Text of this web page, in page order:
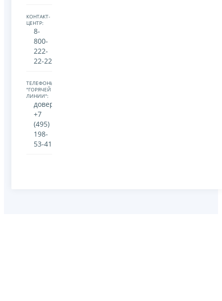
КОНТАКТ-
ЦЕНТР:
8-
800-
222-
22-22
ТЕЛЕФОНЫ
"ГОРЯЧЕЙ
ЛИНИИ":
доверия:
+7
(495)
198-
53-41